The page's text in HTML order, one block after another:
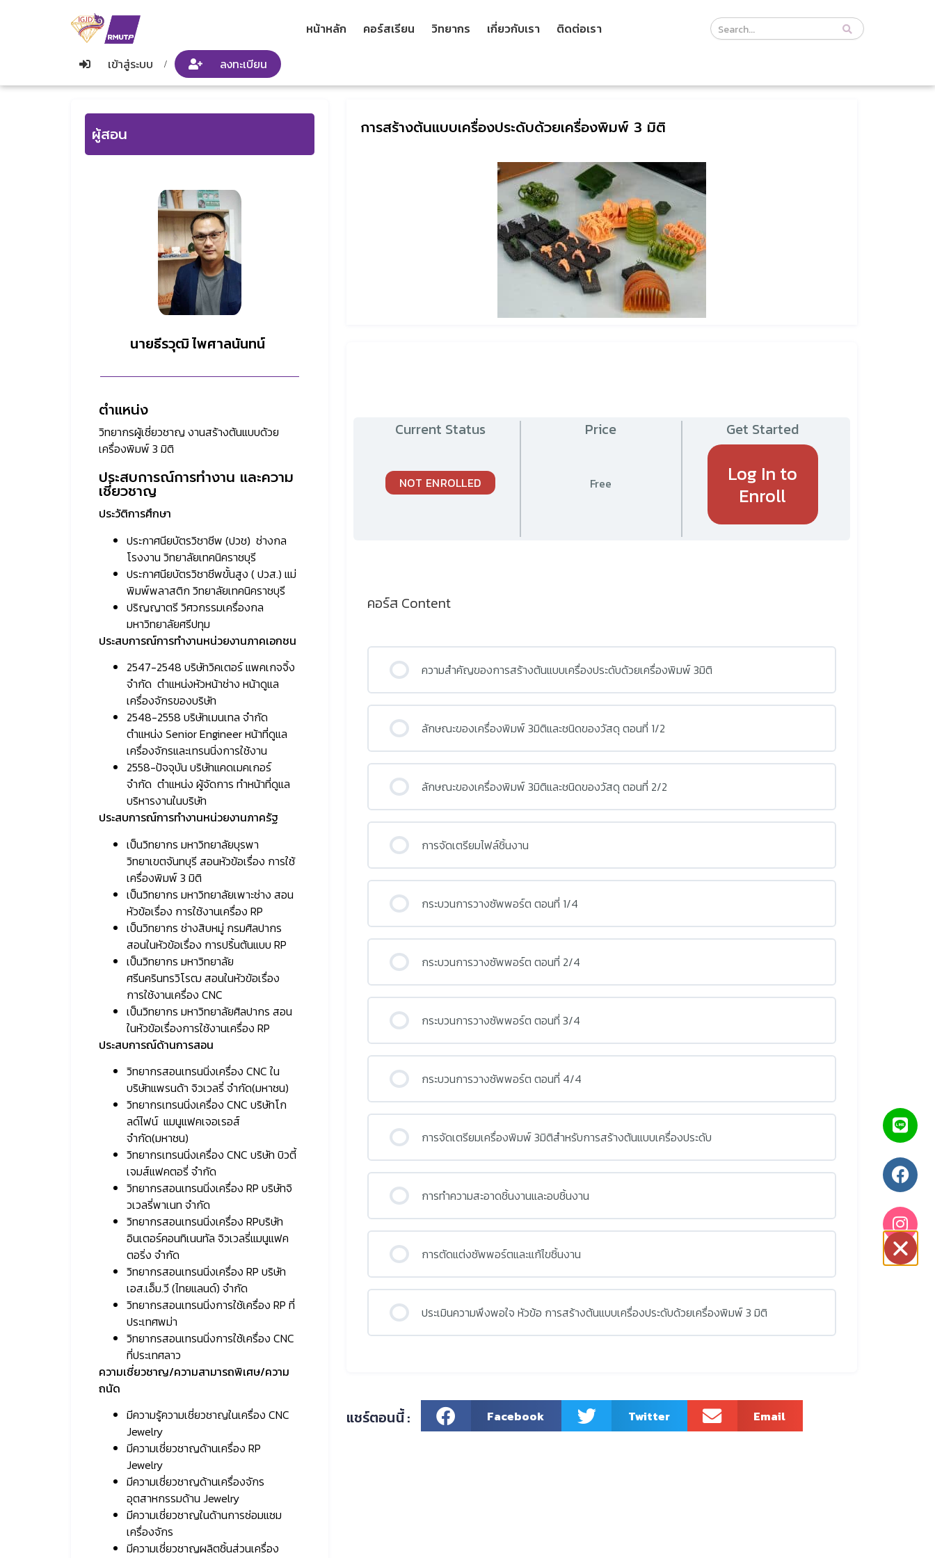
หน้าหลัก คอร์สเรียน วิทยากร เกี่ยวกับเรา ติดต่อเรา
Course
Search
เข้าสู่ระบบ / ลงทะเบียน
ผู้สอน
นายธีรวุฒิ ไพศาลนันทน์
ตำแหน่ง
วิทยากรผู้เชี่ยวชาญ งานสร้างต้นแบบด้วย
เครื่องพิมพ์ 3 มิติ
ประสบการณ์การทำงาน และความ
เชี่ยวชาญ
ประวัติการศึกษา
ประกาศนียบัตรวิชาชีพ (ปวช) ช่างกล
โรงงาน วิทยาลัยเทคนิคราชบุรี
ประกาศนียบัตรวิชาชีพขั้นสูง ( ปวส.) แม่
พิมพ์พลาสติก วิทยาลัยเทคนิคราชบุรี
ปริญญาตรี วิศวกรรมเครื่องกล
มหาวิทยาลัยศรีปทุม
ประสบการณ์การทำงานหน่วยงานภาคเอกชน
2547-2548 บริษัทวิคเตอร์ แพคเกจจิ้ง
จำกัด ตำแหน่งหัวหน้าช่าง หน้าดูแล
เครื่องจักรของบริษัท
2548-2558 บริษัทเมนเทล จำกัด
ตำแหน่ง Senior Engineer หน้าที่ดูแล
เครื่องจักรและเทรนนิ่งการใช้งาน
2558-ปัจจุบัน บริษัทแคดเมคเกอร์
จำกัด ตำแหน่ง ผู้จัดการ ทำหน้าที่ดูแล
บริหารงานในบริษัท
ประสบการณ์การทำงานหน่วยงานภาครัฐ
เป็นวิทยากร มหาวิทยาลัยบุรพา
วิทยาเขตจันทบุรี สอนหัวข้อเรื่อง การใช้
เครื่องพิมพ์ 3 มิติ
เป็นวิทยากร มหาวิทยาลัยเพาะช่าง สอน
หัวข้อเรื่อง การใช้งานเครื่อง RP
เป็นวิทยากร ช่างสิบหมู่ กรมศิลปากร
สอนในหัวข้อเรื่อง การปริ้นต้นแบบ RP
เป็นวิทยากร มหาวิทยาลัย
ศรีนครินทรวิโรฒ สอนในหัวข้อเรื่อง
การใช้งานเครื่อง CNC
เป็นวิทยากร มหาวิทยาลัยศิลปากร สอน
ในหัวข้อเรื่องการใช้งานเครื่อง RP
ประสบการณ์ด้านการสอน
วิทยากรสอนเทรนนิ่งเครื่อง CNC ใน
บริษัทแพรนด้า จิวเวลรี่ จำกัด(มหาชน)
วิทยากรเทรนนิ่งเครื่อง CNC บริษัทโก
ลด์ไฟน์ แมนูแฟคเจอเรอส์
จำกัด(มหาชน)
วิทยากรเทรนนิ่งเครื่อง CNC บริษัท บิวตี้
เจมส์แฟคตอรี่ จำกัด
วิทยากรสอนเทรนนิ่งเครื่อง RP บริษัทจิ
วเวลรี่พาเนท จำกัด
วิทยากรสอนเทรนนิ่งเครื่อง RPบริษัท
อินเตอร์คอนทิเนนทัล จิวเวลรี่แมนูแฟค
ตอริ่ง จำกัด
วิทยากรสอนเทรนนิ่งเครื่อง RP บริษัท
เอส.เอ็ม.วี (ไทยแลนด์) จำกัด
วิทยากรสอนเทรนนิ่งการใช้เครื่อง RP ที่
ประเทศพม่า
วิทยากรสอนเทรนนิ่งการใช้เครื่อง CNC
ที่ประเทศลาว
ความเชี่ยวชาญ/ความสามารถพิเศษ/ความ
ถนัด
มีความรู้ความเชี่ยวชาญในเครื่อง CNC
Jewelry
มีความเชี่ยวชาญด้านเครื่อง RP
Jewelry
มีความเชี่ยวชาญด้านเครื่องจักร
อุตสาหกรรมด้าน Jewelry
มีความเชี่ยวชาญในด้านการซ่อมแซม
เครื่องจักร
มีความเชี่ยวชาญผลิตชิ้นส่วนเครื่อง
การสร้างต้นแบบเครื่องประดับด้วยเครื่องพิมพ์ 3 มิติ
Current Status
NOT ENROLLED
Price
Free
Get Started
Log In to
Enroll
คอร์ส Content
ความสำคัญของการสร้างต้นแบบเครื่องประดับด้วยเครื่องพิมพ์ 3มิติ
ลักษณะของเครื่องพิมพ์ 3มิติและชนิดของวัสดุ ตอนที่ 1/2
ลักษณะของเครื่องพิมพ์ 3มิติและชนิดของวัสดุ ตอนที่ 2/2
การจัดเตรียมไฟล์ชิ้นงาน
กระบวนการวางซัพพอร์ต ตอนที่ 1/4
กระบวนการวางซัพพอร์ต ตอนที่ 2/4
กระบวนการวางซัพพอร์ต ตอนที่ 3/4
กระบวนการวางซัพพอร์ต ตอนที่ 4/4
การจัดเตรียมเครื่องพิมพ์ 3มิติสำหรับการสร้างต้นแบบเครื่องประดับ
การทำความสะอาดชิ้นงานและอบชิ้นงาน
การตัดแต่งซัพพอร์ตและแก้ไขชิ้นงาน
ประเมินความพึงพอใจ หัวข้อ การสร้างต้นแบบเครื่องประดับด้วยเครื่องพิมพ์ 3 มิติ
แชร์ตอนนี้ : Facebook Twitter Email